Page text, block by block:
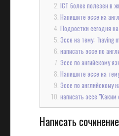
ICT более полезен в
Напишите эссе на
Подростки сегодня
Эссе на тему: "having
написать эссе по
Эссе по ангийскому
Напишите эссе на
Эссе по английскому
написать эссе
Написать